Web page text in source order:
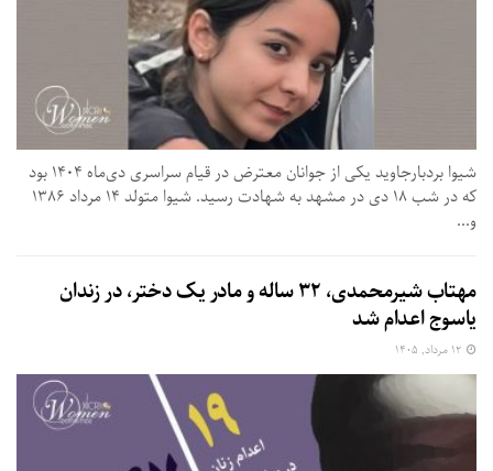
شیوا بردبارجاوید یکی از جوانان معترض در قیام سراسری دی‌ماه ۱۴۰۴ بود
که در شب ۱۸ دی در مشهد به شهادت رسید. شیوا متولد ۱۴ مرداد ۱۳۸۶
و...
مهتاب شیرمحمدی، ۳۲ ساله و مادر یک دختر، در زندان
یاسوج اعدام شد
۱۲ مرداد, ۱۴۰۵